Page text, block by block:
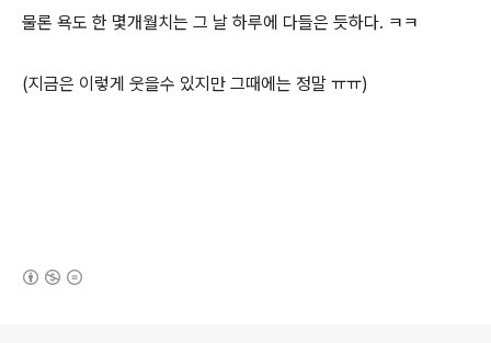
물론 욕도 한 몇개월치는 그 날 하루에 다들은 듯하다. ㅋㅋ
(지금은 이렇게 웃을수 있지만 그때에는 정말 ㅠㅠ)